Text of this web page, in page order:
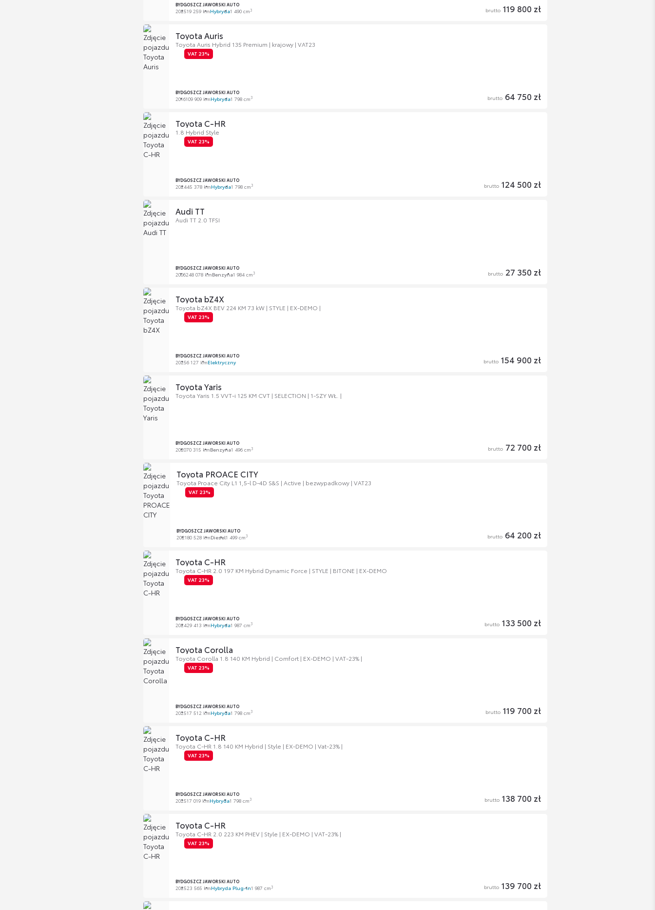
BYDGOSZCZ JAWORSKI AUTO
202519 259 kmHybryda1 490 cm3 brutto 119 800 zł
Toyota Auris
Toyota Auris Hybrid 135 Premium | krajowy | VAT23
VAT 23%
BYDGOSZCZ JAWORSKI AUTO
2016109 909 kmHybryda1 798 cm3 brutto 64 750 zł
Toyota C-HR
1.8 Hybrid Style
VAT 23%
BYDGOSZCZ JAWORSKI AUTO
202445 378 kmHybryda1 798 cm3 brutto 124 500 zł
Audi TT
Audi TT 2.0 TFSI
BYDGOSZCZ JAWORSKI AUTO
2006248 078 kmBenzyna1 984 cm3 brutto 27 350 zł
Toyota bZ4X
Toyota bZ4X BEV 224 KM 73 kW | STYLE | EX-DEMO |
VAT 23%
BYDGOSZCZ JAWORSKI AUTO
20256 127 kmElektryczny brutto 154 900 zł
Toyota Yaris
Toyota Yaris 1.5 VVT-i 125 KM CVT | SELECTION | 1-SZY WŁ. |
BYDGOSZCZ JAWORSKI AUTO
202070 315 kmBenzyna1 496 cm3 brutto 72 700 zł
Toyota PROACE CITY
Toyota Proace City L1 1,5-l D-4D S&S | Active | bezwypadkowy | VAT23
VAT 23%
BYDGOSZCZ JAWORSKI AUTO
202180 528 kmDiesel1 499 cm3 brutto 64 200 zł
Toyota C-HR
Toyota C-HR 2.0 197 KM Hybrid Dynamic Force | STYLE | BITONE | EX-DEMO
VAT 23%
BYDGOSZCZ JAWORSKI AUTO
202429 413 kmHybryda1 987 cm3 brutto 133 500 zł
Toyota Corolla
Toyota Corolla 1.8 140 KM Hybrid | Comfort | EX-DEMO | VAT-23% |
VAT 23%
BYDGOSZCZ JAWORSKI AUTO
202517 512 kmHybryda1 798 cm3 brutto 119 700 zł
Toyota C-HR
Toyota C-HR 1.8 140 KM Hybrid | Style | EX-DEMO | Vat-23% |
VAT 23%
BYDGOSZCZ JAWORSKI AUTO
202517 019 kmHybryda1 798 cm3 brutto 138 700 zł
Toyota C-HR
Toyota C-HR 2.0 223 KM PHEV | Style | EX-DEMO | VAT-23% |
VAT 23%
BYDGOSZCZ JAWORSKI AUTO
202523 565 kmHybryda Plug-in1 987 cm3 brutto 139 700 zł